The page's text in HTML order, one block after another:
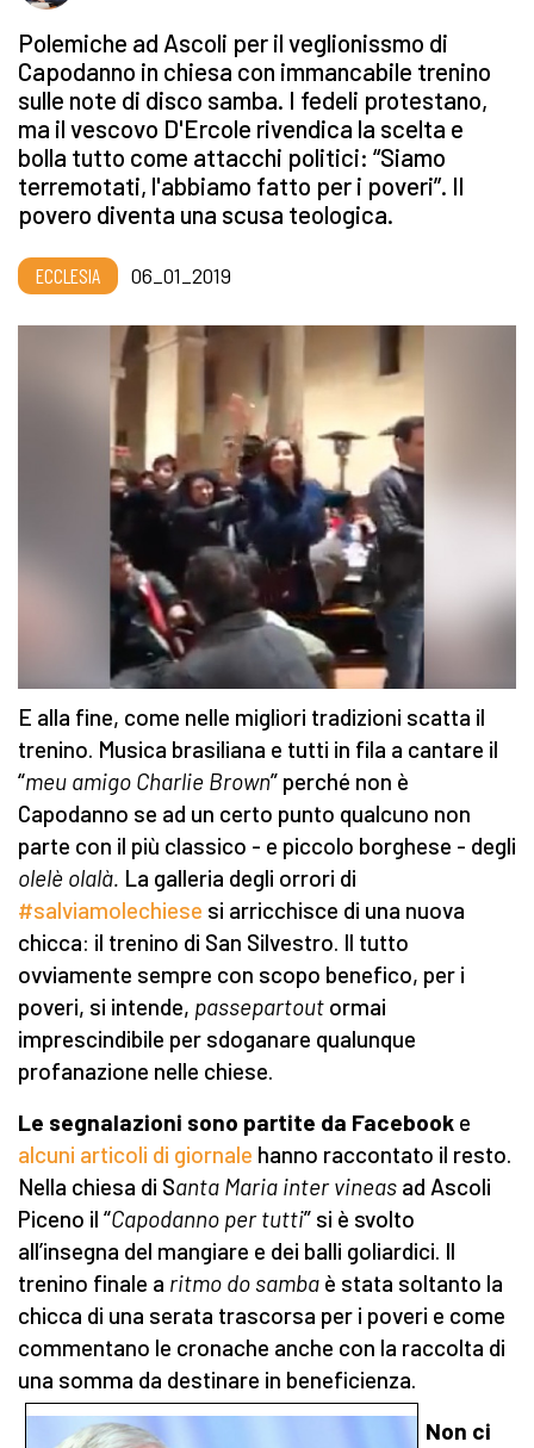
Polemiche ad Ascoli per il veglionissmo di
Capodanno in chiesa con immancabile trenino
sulle note di disco samba. I fedeli protestano,
ma il vescovo D'Ercole rivendica la scelta e
bolla tutto come attacchi politici: “Siamo
terremotati, l'abbiamo fatto per i poveri”. Il
povero diventa una scusa teologica.
ECCLESIA 06_01_2019
E alla fine, come nelle migliori tradizioni scatta il
trenino. Musica brasiliana e tutti in fila a cantare il
“meu amigo Charlie Brown” perché non è
Capodanno se ad un certo punto qualcuno non
parte con il più classico - e piccolo borghese - degli
olelè olalà. La galleria degli orrori di
#salviamolechiese si arricchisce di una nuova
chicca: il trenino di San Silvestro. Il tutto
ovviamente sempre con scopo benefico, per i
poveri, si intende, passepartout ormai
imprescindibile per sdoganare qualunque
profanazione nelle chiese.
Le segnalazioni sono partite da Facebook e
alcuni articoli di giornale hanno raccontato il resto.
Nella chiesa di Santa Maria inter vineas ad Ascoli
Piceno il “Capodanno per tutti” si è svolto
all’insegna del mangiare e dei balli goliardici. Il
trenino finale a ritmo do samba è stata soltanto la
chicca di una serata trascorsa per i poveri e come
commentano le cronache anche con la raccolta di
una somma da destinare in beneficienza.
Non ci